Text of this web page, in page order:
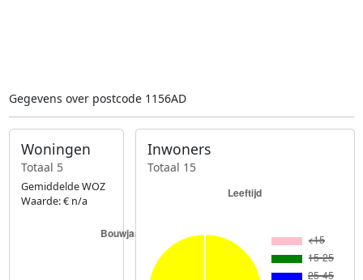
Gegevens over postcode 1156AD
Woningen
Totaal 5
Gemiddelde WOZ
Waarde: € n/a
Inwoners
Totaal 15